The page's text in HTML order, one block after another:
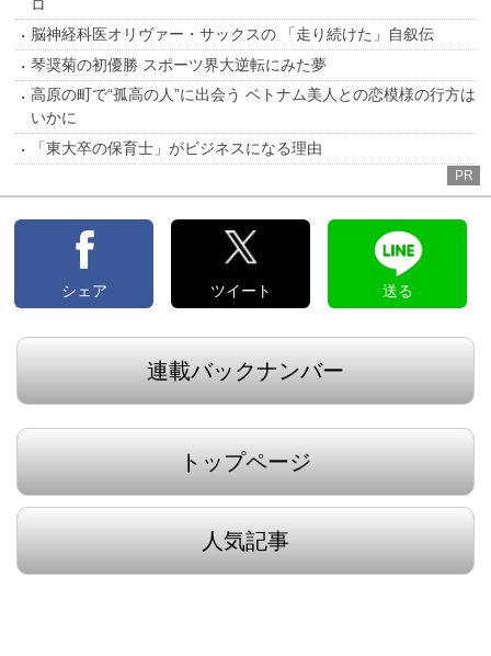
ロ
脳神経科医オリヴァー・サックスの 「走り続けた」自叙伝
琴奨菊の初優勝 スポーツ界大逆転にみた夢
高原の町で“孤高の人”に出会う ベトナム美人との恋模様の行方は
いかに
「東大卒の保育士」がビジネスになる理由
PR
シェア ツイート 送る
連載バックナンバー
トップページ
人気記事